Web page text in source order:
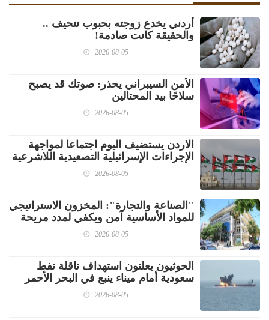
أردني يخدع زوجته بحبوب تنحيف ..
والحقيقة كانت صادمة!
2026-08-05
الأمن السيبراني يحذر: صوتك قد يصبح
سلاحًا بيد المحتالين
2026-08-05
الاردن يستضيف اليوم اجتماعا لمواجهة
الإجراءات الإسرائيلية التصعيدية اللاشرعية
2026-08-05
"الصناعة والتجارة": المخزون الاستراتيجي
للمواد الأساسية آمن ويكفي لمدد مريحة
2026-08-05
الحوثيون يعلنون استهداف ناقلة نفط
سعودية أمام ميناء ينبع في البحر الأحمر
2026-08-05